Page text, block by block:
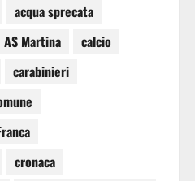
acqua sprecata
AS Martina
calcio
carabinieri
cronaca